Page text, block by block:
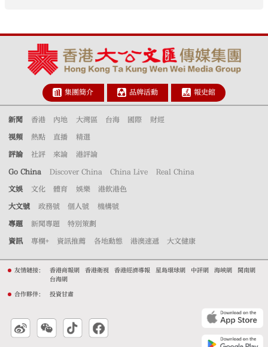
集團簡介 品牌活動 報史館
新聞 香港 內地 大灣區 台海 國際 財經
視頻 熱點 直播 精選
評論 社評 來論 港評論
Go China Discover China China Live Real China
文娛 文化 體育 娛樂 港飲港色
大文號 政務號 個人號 機構號
專題 新聞專題 特別策劃
資訊 專欄+ 資訊推薦 各地動態 港澳速遞 大文健康
友情鏈接： 香港商報網 香港衛視 香港經濟導報 星島環球網 中評網 海峽網
閩南網
台海網
合作夥伴： 投資甘肅